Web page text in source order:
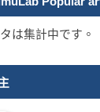
は集計中です。